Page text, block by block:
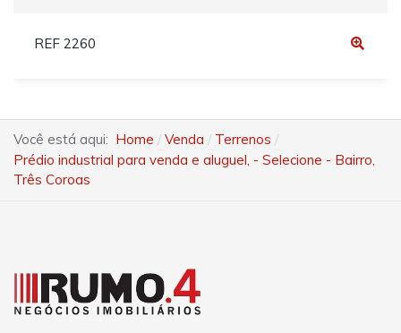
REF 2260
Você está aqui: Home Venda
Terrenos
Prédio industrial para venda e aluguel, - Selecione - Bairro,
Três Coroas